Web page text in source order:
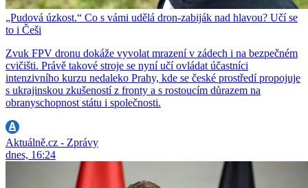
„Pudová úzkost.“ Co s vámi udělá dron-zabiják nad hlavou? Učí se
to i Češi
Zvuk FPV dronu dokáže vyvolat mrazení v zádech i na bezpečném
cvičišti. Právě takové stroje se nyní učí ovládat účastníci
intenzivního kurzu nedaleko Prahy, kde se české prostředí propojuje
s ukrajinskou zkušeností z fronty a s rostoucím důrazem na
obranyschopnost státu i společnosti.
Aktuálně.cz - Zprávy
dnes, 16:24